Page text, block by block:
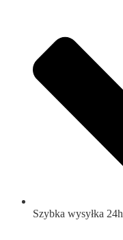
Szybka wysyłka 24h